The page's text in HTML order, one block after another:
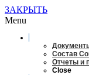
ЗАКРЫТЬ
Menu
Состав
Отчеты и
Close